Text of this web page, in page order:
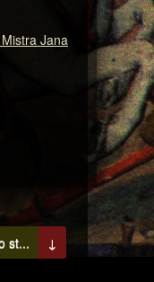
Jana
st...
↓